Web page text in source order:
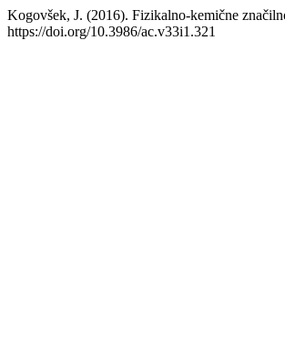
Kogovšek, J. (2016). Fizikalno-kemične
https://doi.org/10.3986/ac.v33i1.321